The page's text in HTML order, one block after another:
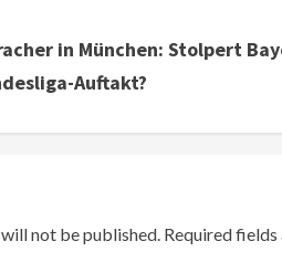
in München: Stolpert
Auftakt?
not be published. Required